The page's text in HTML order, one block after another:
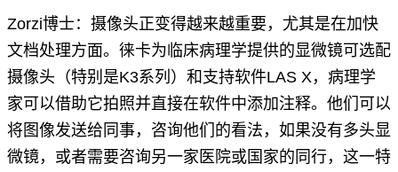
Zorzi博士：摄像头正变得越来越重要，尤其是在加快
文档处理方面。徕卡为临床病理学提供的显微镜可选配
摄像头（特别是K3系列）和支持软件LAS X，病理学
家可以借助它拍照并直接在软件中添加注释。他们可以
将图像发送给同事，咨询他们的看法，如果没有多头显
微镜，或者需要咨询另一家医院或国家的同行，这一特